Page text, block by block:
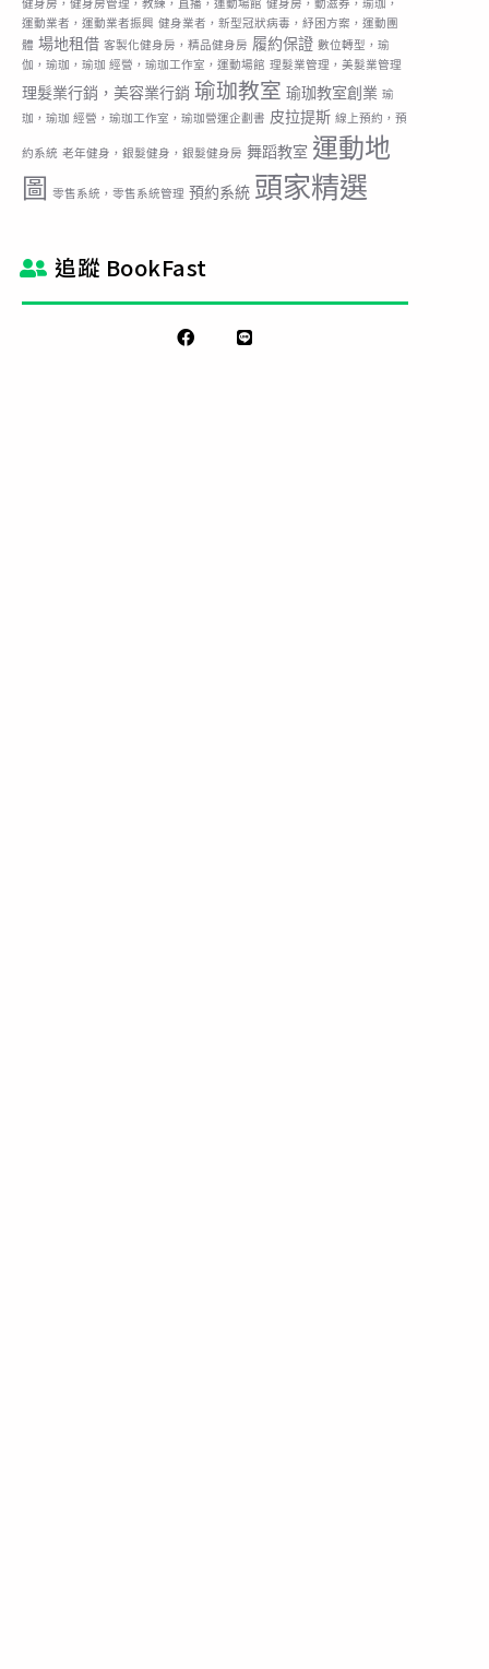
健身房，健身房管理，教練，直播，運動場館 健身房，動滋券，瑜珈，
運動業者，運動業者振興 健身業者，新型冠狀病毒，紓困方案，運動團
體 場地租借 客製化健身房，精品健身房 履約保證 數位轉型，瑜
伽，瑜珈，瑜珈 經營，瑜珈工作室，運動場館 理髮業管理，美髮業管理
理髮業行銷，美容業行銷 瑜珈教室 瑜珈教室創業 瑜
珈，瑜珈 經營，瑜珈工作室，瑜珈營運企劃書 皮拉提斯 線上預約，預
約系統 老年健身，銀髮健身，銀髮健身房 舞蹈教室 運動地
圖
零售系統，零售系統管理 預約系統 頭家精選
追蹤 BookFast